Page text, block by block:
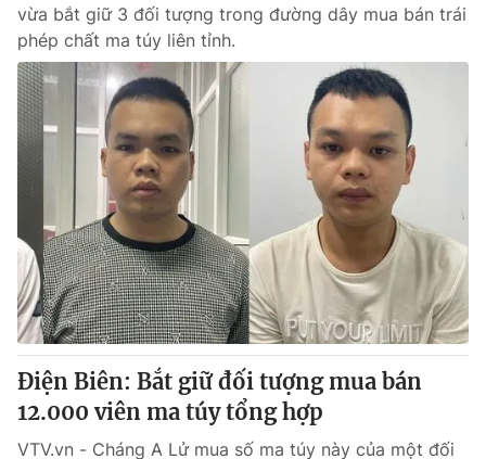
vừa bắt giữ 3 đối tượng trong đường dây mua bán trái
phép chất ma túy liên tỉnh.
Điện Biên: Bắt giữ đối tượng mua bán
12.000 viên ma túy tổng hợp
VTV.vn - Cháng A Lử mua số ma túy này của một đối